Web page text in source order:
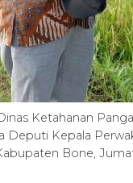
Ketahanan
Deputi Kepala
Bone,